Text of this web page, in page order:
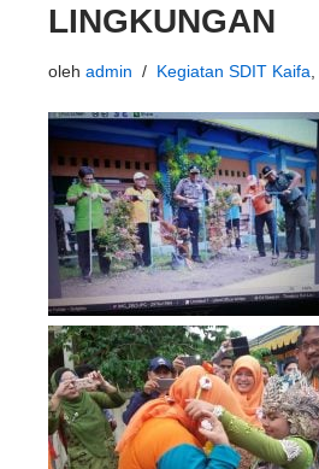
LINGKUNGAN
oleh admin Kegiatan SDIT Kaifa